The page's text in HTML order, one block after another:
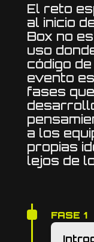
El reto
al inicio
Box no
uso
código
evento
fases
a los
propias
lejos de
FASE 1